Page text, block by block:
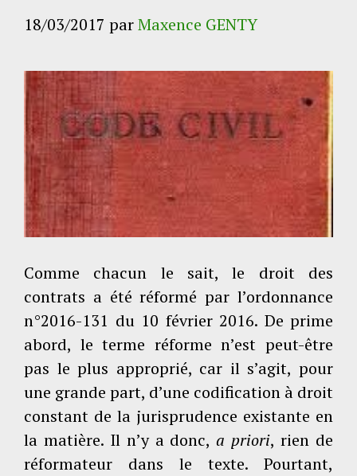
18/03/2017 parMaxence GENTY
Comme chacun le sait, le droit des
contrats a été réformé par l’ordonnance
n°2016-131 du 10 février 2016. De prime
abord, le terme réforme n’est peut-être
pas le plus approprié, car il s’agit, pour
une grande part, d’une codification à droit
constant de la jurisprudence existante en
la matière. Il n’y a donc,a priori, rien de
réformateur dans le texte. Pourtant,